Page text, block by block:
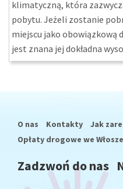
klimatyczną, która
pobytu. Jeżeli zostanie
miejscu jako obowiązkową
jest znana jej dokładna
O nas Kontakty
Jak
Opłaty drogowe we
Zadzwoń do nas